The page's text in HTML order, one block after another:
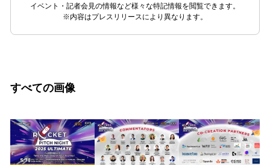
イベント・記者会見の情報など様々な特記情報を閲覧できます。
※内容はプレスリリースにより異なります。
すべての画像